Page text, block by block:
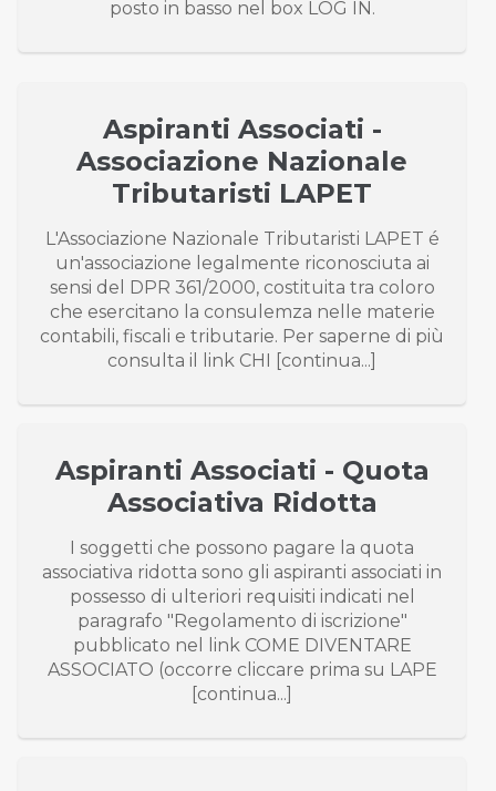
posto in basso nel box LOG IN.
Aspiranti Associati -
Associazione Nazionale
Tributaristi LAPET
L'Associazione Nazionale Tributaristi LAPET é
un'associazione legalmente riconosciuta ai
sensi del DPR 361/2000, costituita tra coloro
che esercitano la consulemza nelle materie
contabili, fiscali e tributarie. Per saperne di più
consulta il link CHI [continua...]
Aspiranti Associati - Quota
Associativa Ridotta
I soggetti che possono pagare la quota
associativa ridotta sono gli aspiranti associati in
possesso di ulteriori requisiti indicati nel
paragrafo "Regolamento di iscrizione"
pubblicato nel link COME DIVENTARE
ASSOCIATO (occorre cliccare prima su LAPE
[continua...]